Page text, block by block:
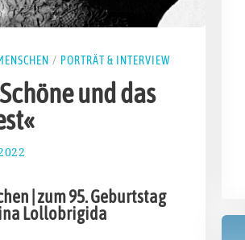
/ PORTRÄT & INTERVIEW
und das
u
l
| zum 95. Geburtstag
Lollobrigida